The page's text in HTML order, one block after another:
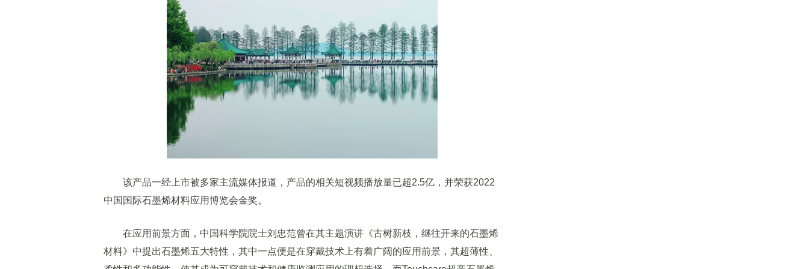
该产品一经上市被多家主流媒体报道，产品的相关短视频播放量已超2.5亿，并荣获2022
中国国际石墨烯材料应用博览会金奖。
在应用前景方面，中国科学院院士刘忠范曾在其主题演讲《古树新枝，继往开来的石墨烯
材料》中提出石墨烯五大特性，其中一点便是在穿戴技术上有着广阔的应用前景，其超薄性、